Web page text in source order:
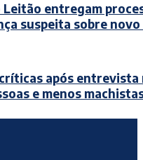
entregam
suspeita sobre
após entrevista
e menos